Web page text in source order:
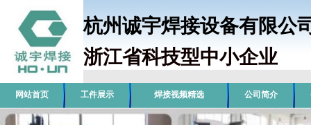
杭州诚宇焊接设备有
浙江省科技型中小企业
网站首页 工件展示 焊接视频精选 公司简介